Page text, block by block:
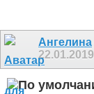
Ангелина
22.01.2019